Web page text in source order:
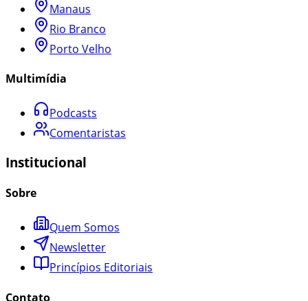
Manaus
Rio Branco
Porto Velho
Multimídia
Podcasts
Comentaristas
Institucional
Sobre
Quem Somos
Newsletter
Princípios Editoriais
Contato